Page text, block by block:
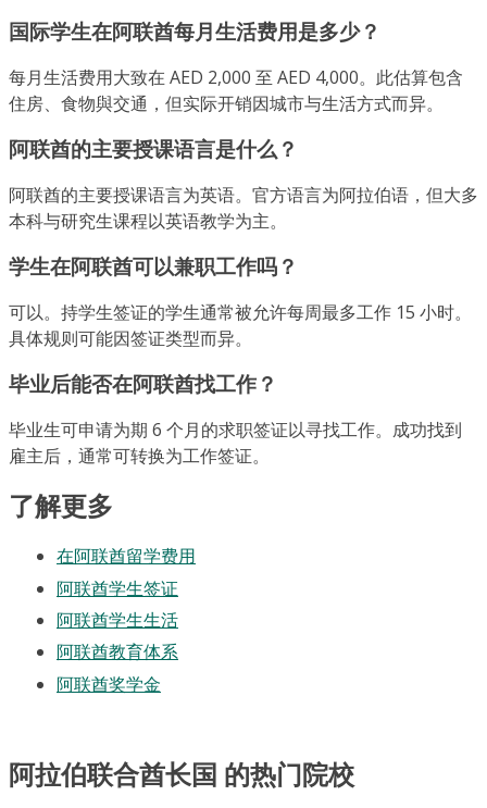
国际学生在阿联酋每月生活费用是多少？
每月生活费用大致在 AED 2,000 至 AED 4,000。此估算包含
住房、食物與交通，但实际开销因城市与生活方式而异。
阿联酋的主要授课语言是什么？
阿联酋的主要授课语言为英语。官方语言为阿拉伯语，但大多
本科与研究生课程以英语教学为主。
学生在阿联酋可以兼职工作吗？
可以。持学生签证的学生通常被允许每周最多工作 15 小时。
具体规则可能因签证类型而异。
毕业后能否在阿联酋找工作？
毕业生可申请为期 6 个月的求职签证以寻找工作。成功找到
雇主后，通常可转换为工作签证。
了解更多
在阿联酋留学费用
阿联酋学生签证
阿联酋学生生活
阿联酋教育体系
阿联酋奖学金
阿拉伯联合酋长国 的热门院校